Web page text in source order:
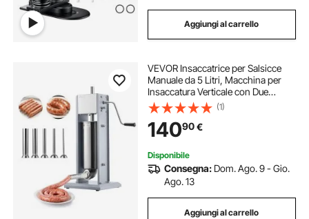
Aggiungi al carrello
VEVOR Insaccatrice per Salsicce
Manuale da 5 Litri, Macchina per
Insaccatura Verticale con Due
Velocità e 5 Tubi di Riempimento e
Maniglia, in Acciaio Inossidabile per
Uso Commerciale Domestico
(1)
14090€
Disponibile
Consegna: Dom. Ago. 9 - Gio.
Ago. 13
Aggiungi al carrello